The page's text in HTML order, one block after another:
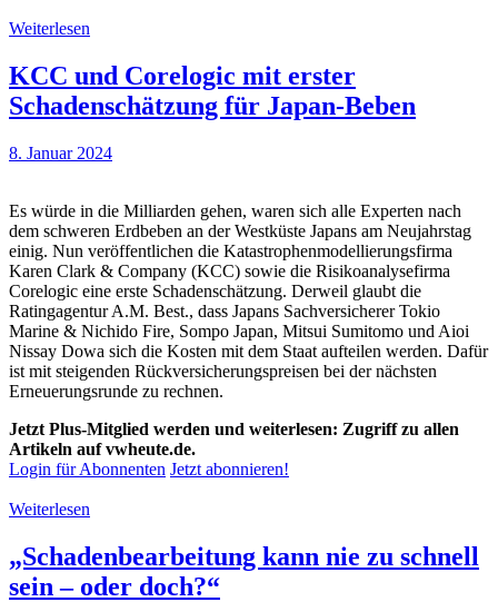
Weiterlesen
KCC und Corelogic mit erster
Schadenschätzung für Japan-Beben
8. Januar 2024
Es würde in die Milliarden gehen, waren sich alle Experten nach
dem schweren Erdbeben an der Westküste Japans am Neujahrstag
einig. Nun veröffentlichen die Katastrophenmodellierungsfirma
Karen Clark & Company (KCC) sowie die Risikoanalysefirma
Corelogic eine erste Schadenschätzung. Derweil glaubt die
Ratingagentur A.M. Best., dass Japans Sachversicherer Tokio
Marine & Nichido Fire, Sompo Japan, Mitsui Sumitomo und Aioi
Nissay Dowa sich die Kosten mit dem Staat aufteilen werden. Dafür
ist mit steigenden Rückversicherungspreisen bei der nächsten
Erneuerungsrunde zu rechnen.
Jetzt Plus-Mitglied werden und weiterlesen: Zugriff zu allen
Artikeln auf vwheute.de.
Login für Abonnenten Jetzt abonnieren!
Weiterlesen
„Schadenbearbeitung kann nie zu schnell
sein – oder doch?“